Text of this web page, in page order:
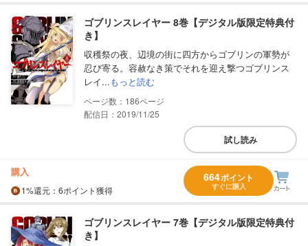
ゴブリンスレイヤー 8巻【デジタル版限定特典付
き】
収穫祭の夜、辺境の街に四方からゴブリンの軍勢が
忍び寄る。容赦なき策でそれを迎え撃つゴブリンス
レイ...もっと読む
186
配信日：2019/11/25
試し読み
購入
1%還元 ：6ポイント獲得
664ポイント
すぐに購入
ゴブリンスレイヤー 7巻【デジタル版限定特典付
き】